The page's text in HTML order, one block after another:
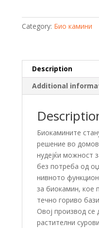
Category: Био камини
Description
Additional
Биокамините
решение во
нудејќи можност
без потреба од
нивното
за биокамин, кое
течно гориво
Овој производ
растителни